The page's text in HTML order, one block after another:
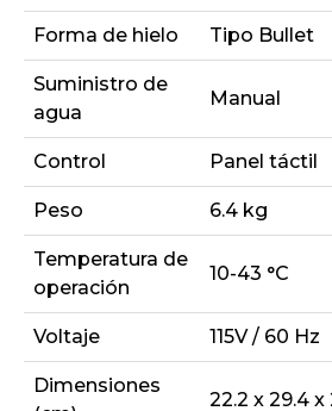
Forma de hielo Tipo Bullet
Suministro de
agua
Manual
Control Panel táctil
Peso 6.4 kg
Temperatura de
operación
10-43 °C
Voltaje 115V / 60 Hz
Dimensiones
22.2 x 29.4 x